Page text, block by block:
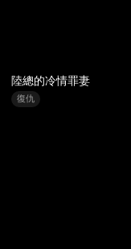
陸總的冷情罪妻
復仇